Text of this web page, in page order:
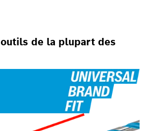
de la plupart des